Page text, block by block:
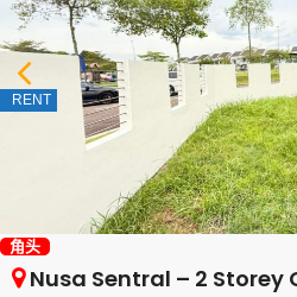
RENT
角头
Nusa Sentral – 2 Storey Corner